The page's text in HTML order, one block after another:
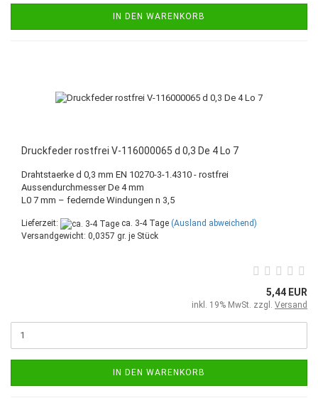
IN DEN WARENKORB
Druckfeder rostfrei V-116000065 d 0,3 De 4 Lo 7
Drahtstaerke d 0,3 mm EN 10270-3-1.4310 - rostfrei
Aussendurchmesser De 4 mm
L0 7 mm – federnde Windungen n 3,5
Lieferzeit: ca. 3-4 Tage (Ausland abweichend)
Versandgewicht: 0,0357 gr. je Stück
5,44 EUR
inkl. 19% MwSt. zzgl. Versand
IN DEN WARENKORB